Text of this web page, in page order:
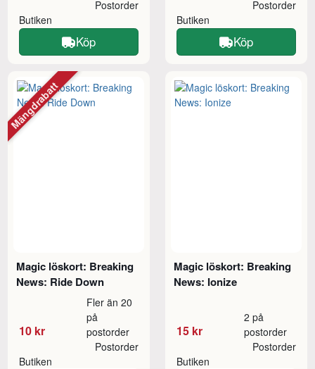
Butiken
Postorder
Köp
Butiken
Postorder
Köp
Magic löskort: Breaking
News: Ride Down
10 kr
Fler än 20
på
postorder
Butiken
Postorder
Mängdrabatt
Magic löskort: Breaking
News: Ionize
15 kr
2 på
postorder
Butiken
Postorder